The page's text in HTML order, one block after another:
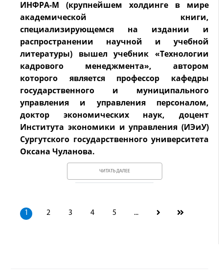
ИНФРА-М (крупнейшем холдинге в мире
академической книги,
специализирующемся на издании и
распространении научной и учебной
литературы) вышел учебник «Технологии
кадрового менеджмента», автором
которого является профессор кафедры
государственного и муниципального
управления и управления персоналом,
доктор экономических наук, доцент
Института экономики и управления (ИЭиУ)
Сургутского государственного университета
Оксана Чуланова.
ЧИТАТЬ ДАЛЕЕ
1 2 3 4 5 ...